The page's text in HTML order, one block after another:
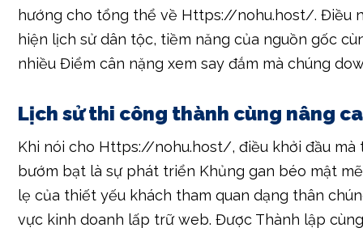
hướng cho tổng thể về Https://nohu.host/. Điều
hiện lịch sử dân tộc, tiềm năng của nguồn gốc
nhiều Điểm cân nặng xem say đắm mà chúng
Lịch sử thi công thành cùng nâng
Khi nói cho Https://nohu.host/, điều khởi đầu mà
bướm bạt là sự phát triển Khủng gan béo mật
lẹ của thiết yếu khách tham quan dạng thân
vực kinh doanh lấp trữ web. Được Thành lập